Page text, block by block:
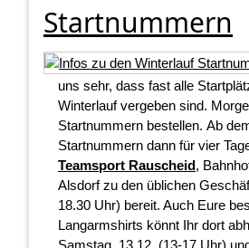
Startnummern
uns sehr, dass fast alle
Winterlauf vergeben sind.
Startnummern bestellen. Ab
Startnummern dann für vier
Teamsport Rauscheid,
Alsdorf zu den üblichen
18.30 Uhr) bereit. Auch Eure
Langarmshirts könnt Ihr dort